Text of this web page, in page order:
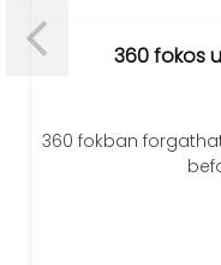
360 fokos
360 fokban